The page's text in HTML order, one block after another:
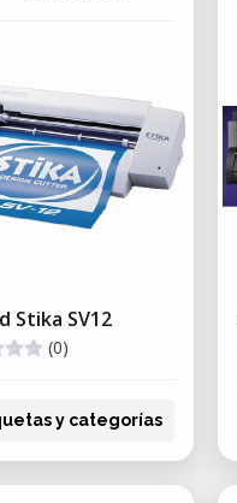
Stika SV12
(0)
y categorías